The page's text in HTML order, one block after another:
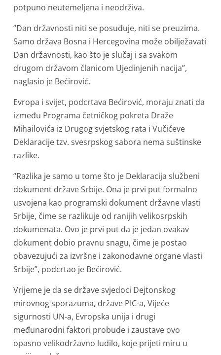
potpuno neutemeljena i neodrživa.
“Dan državnosti niti se posuđuje, niti se preuzima.
Samo država Bosna i Hercegovina može obilježavati
Dan državnosti, kao što je slučaj i sa svakom
drugom državom članicom Ujedinjenih nacija”,
naglasio je Bećirović.
Evropa i svijet, podcrtava Bećirović, moraju znati da
između Programa četničkog pokreta Draže
Mihailovića iz Drugog svjetskog rata i Vučićeve
Deklaracije tzv. svesrpskog sabora nema suštinske
razlike.
“Razlika je samo u tome što je Deklaracija službeni
dokument države Srbije. Ona je prvi put formalno
usvojena kao programski dokument državne vlasti
Srbije, čime se razlikuje od ranijih velikosrpskih
dokumenata. Ovo je prvi put da je jedan ovakav
dokument dobio pravnu snagu, čime je postao
obavezujući za izvršne i zakonodavne organe vlasti
Srbije”, podcrtao je Bećirović.
Vrijeme je da se države svjedoci Dejtonskog
mirovnog sporazuma, države PIC-a, Vijeće
sigurnosti UN-a, Evropska unija i drugi
međunarodni faktori probude i zaustave ovo
opasno velikodržavno ludilo, koje prijeti miru u